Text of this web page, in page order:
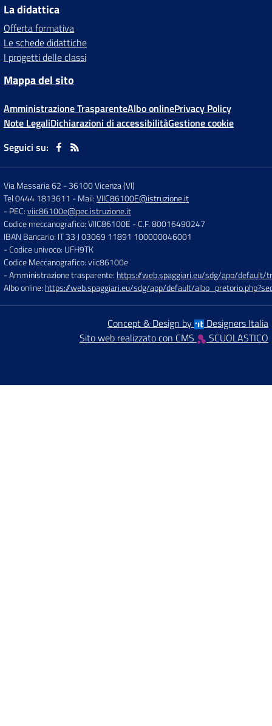
La didattica
Offerta formativa
Le schede didattiche
I progetti delle classi
Mappa del sito
Amministrazione TrasparenteAlbo onlinePrivacy Policy
Note LegaliDichiarazioni di accessibilitàGestione cookie
Seguici su:
Via Massaria 62 -36100 Vicenza (VI)
Tel 0444 1813611 - Mail:VIIC86100E@istruzione.it
- PEC:viic86100e@pec.istruzione.it
Codice meccanografico: VIIC86100E - C.F. 80016490247
IBAN Bancario: IT 33 J 03069 11891 100000046001
- Codice univoco: UFH9TK
Codice Meccanografico: viic86100e
- Amministrazione trasparente: https://web.spaggiari.eu/sdg/app/default/
Albo online: https://web.spaggiari.eu/sdg/app/default/
Concept & Design by
Designers Italia
Sito web realizzato con CMS
SCUOLASTICO